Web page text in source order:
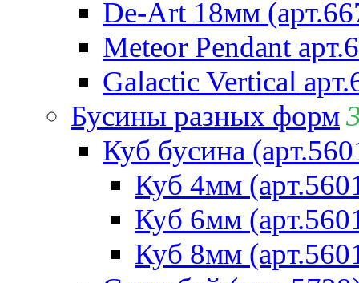
De-Art 18мм
Meteor Pendant
Galactic Vertical
Бусины разных форм
Куб бусина
Куб 4мм
Куб 6мм
Куб 8мм